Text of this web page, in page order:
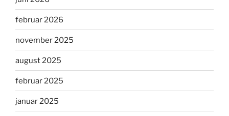
februar 2026
november 2025
august 2025
februar 2025
januar 2025